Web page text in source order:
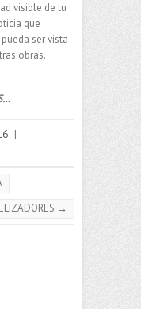
visible de tu
que
ser vista
obras.
|
→